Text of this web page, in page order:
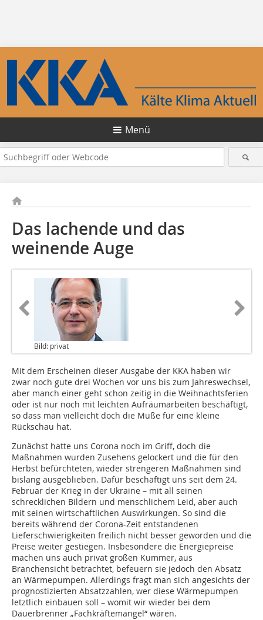
Menü
Das lachende und das
weinende Auge
Bild: privat
Mit dem Erscheinen dieser Ausgabe der KKA haben wir
zwar noch gute drei Wochen vor uns bis zum Jahreswechsel,
aber manch einer geht schon zeitig in die Weihnachtsferien
oder ist nur noch mit leichten Aufräumarbeiten beschäftigt,
so dass man vielleicht doch die Muße für eine kleine
Rückschau hat.
Zunächst hatte uns Corona noch im Griff, doch die
Maßnahmen wurden Zusehens gelockert und die für den
Herbst befürchteten, wieder strengeren Maßnahmen sind
bislang ausgeblieben. Dafür beschäftigt uns seit dem 24.
Februar der Krieg in der Ukraine – mit all seinen
schrecklichen Bildern und menschlichem Leid, aber auch
mit seinen wirtschaftlichen Auswirkungen. So sind die
bereits während der Corona-Zeit entstandenen
Lieferschwierigkeiten freilich nicht besser geworden und die
Preise weiter gestiegen. Insbesondere die Energiepreise
machen uns auch privat großen Kummer, aus
Branchensicht betrachtet, befeuern sie jedoch den Absatz
an Wärmepumpen. Allerdings fragt man sich angesichts der
prognostizierten Absatzzahlen, wer diese Wärmepumpen
letztlich einbauen soll – womit wir wieder bei dem
Dauerbrenner „Fachkräftemangel“ wären.